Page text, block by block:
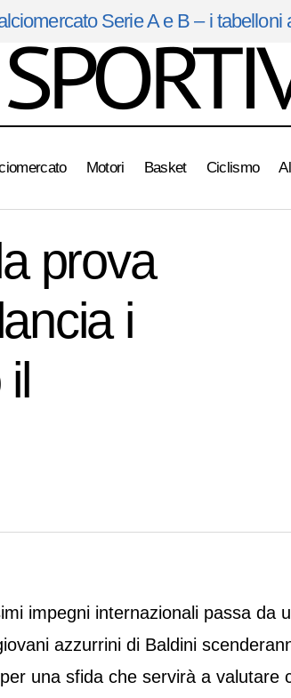
Serie A e B – i
Motori Basket Ciclismo
Azzurri è l’ora della prova generale: Baldini
prova
i
impegni internazionali passa da
azzurrini di Baldini
una sfida che servirà a valutare